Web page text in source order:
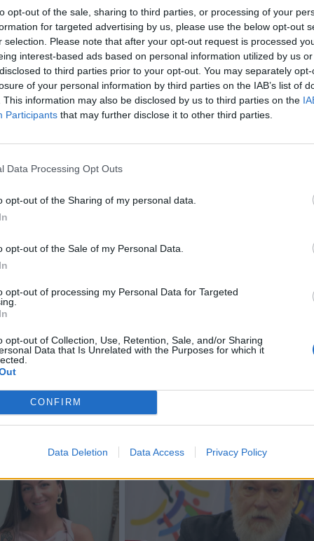
opt-out of the sale, sharing to third parties, or processing of your
for targeted advertising by us, please use the below opt-out
selection. Please note that after your opt-out request is processed
interest-based ads based on personal information utilized by us
to third parties prior to your opt-out. You may separately
of your personal information by third parties on the IAB’s list of
This information may also be disclosed by us to third parties on the
Participants that may further disclose it to other third parties.
Data Processing Opt Outs
opt-out of the Sharing of my personal data.
opt-out of the Sale of my Personal Data.
opt-out of processing my Personal Data for Targeted
opt-out of Collection, Use, Retention, Sale, and/or Sharing
Data that Is Unrelated with the Purposes for which it
CONFIRM
Data Deletion Data Access Privacy Policy
75 metų vyras.
tačiau jo bėdos prasidėjo pareigūnams paprašius
pažymėjimą - žemaitis jo neturėjo.
vairuoti iš jo teismo sprendimu yra atimta už grubius
komisariate pradėtas ikiteisminis tyrimas dėl
poveikio priemonę.
teismo paskirtą baudžiamojo poveikio priemonę
ir išplėstinį turto konfiskavimą) vertinamas kaip
darbai arba bauda, arba laisvės apribojimas, arba areštas.